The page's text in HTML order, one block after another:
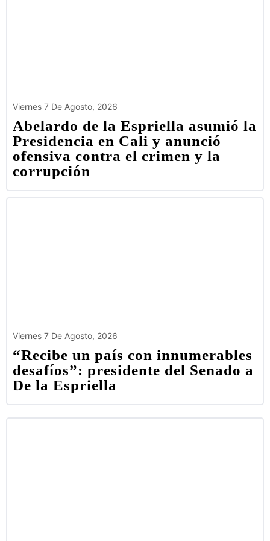
Viernes 7 De Agosto, 2026
Abelardo de la Espriella asumió la
Presidencia en Cali y anunció
ofensiva contra el crimen y la
corrupción
Viernes 7 De Agosto, 2026
“Recibe un país con innumerables
desafíos”: presidente del Senado a
De la Espriella